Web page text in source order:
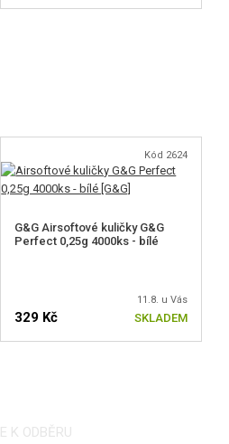
Kód 2624
G&G Airsoftové kuličky G&G
Perfect 0,25g 4000ks - bílé
11.8. u Vás
329 Kč SKLADEM
K ODBĚRU